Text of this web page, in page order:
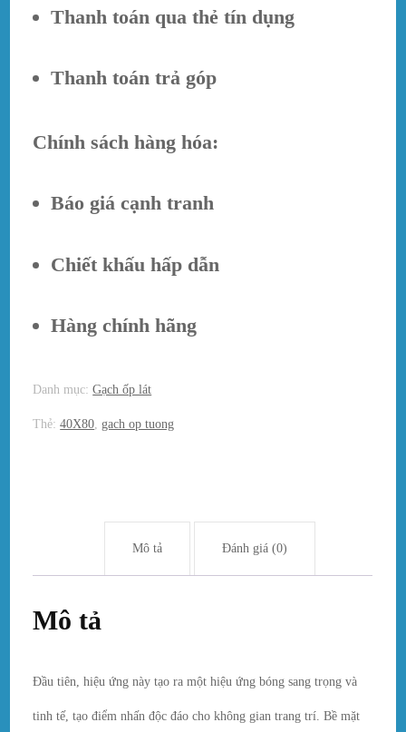
Thanh toán qua thẻ tín dụng
Thanh toán trả góp
Chính sách hàng hóa:
Báo giá cạnh tranh
Chiết khấu hấp dẫn
Hàng chính hãng
Danh mục:Gạch ốp lát
Thẻ:40X80 gach op tuong
Mô tả Đánh giá (0)
Mô tả
Đầu tiên, hiệu ứng này tạo ra một hiệu ứng bóng sang trọng và
tinh tế, tạo điểm nhấn độc đáo cho không gian trang trí. Bề mặt